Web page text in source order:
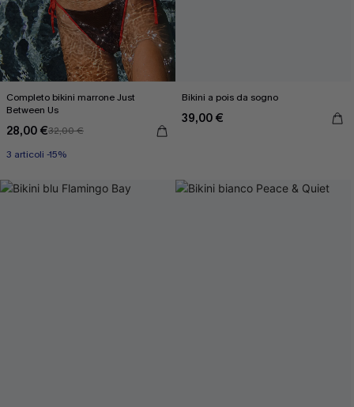
Completo bikini marrone Just
Between Us
28,00 €32,00 €
3 articoli -15%
Bikini a pois da sogno
39,00 €